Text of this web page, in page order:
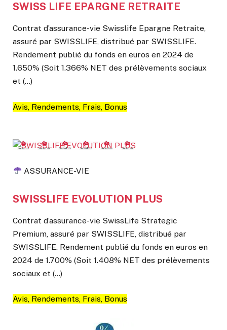
SWISS LIFE EPARGNE RETRAITE
Contrat d’assurance-vie Swisslife Epargne Retraite,
assuré par SWISSLIFE, distribué par SWISSLIFE.
Rendement publié du fonds en euros en 2024 de
1.650% (Soit 1.366% NET des prélèvements sociaux
et (…)
Avis, Rendements, Frais, Bonus
ASSURANCE-VIE
SWISSLIFE EVOLUTION PLUS
Contrat d’assurance-vie SwissLife Strategic
Premium, assuré par SWISSLIFE, distribué par
SWISSLIFE. Rendement publié du fonds en euros en
2024 de 1.700% (Soit 1.408% NET des prélèvements
sociaux et (…)
Avis, Rendements, Frais, Bonus